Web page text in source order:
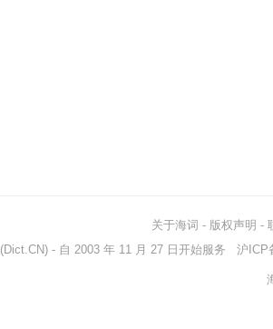
关于海词 - 版权声明 -
(Dict.CN) - 自 2003 年 11 月 27 日开始服务 沪ICP